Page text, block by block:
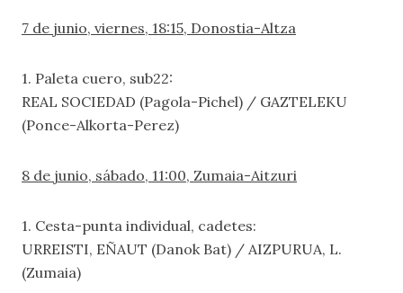
7 de junio, viernes, 18:15, Donostia-Altza
1. Paleta cuero, sub22:
REAL SOCIEDAD (Pagola-Pichel) / GAZTELEKU
(Ponce-Alkorta-Perez)
8 de junio, sábado, 11:00, Zumaia-Aitzuri
1. Cesta-punta individual, cadetes:
URREISTI, EÑAUT (Danok Bat) / AIZPURUA, L.
(Zumaia)